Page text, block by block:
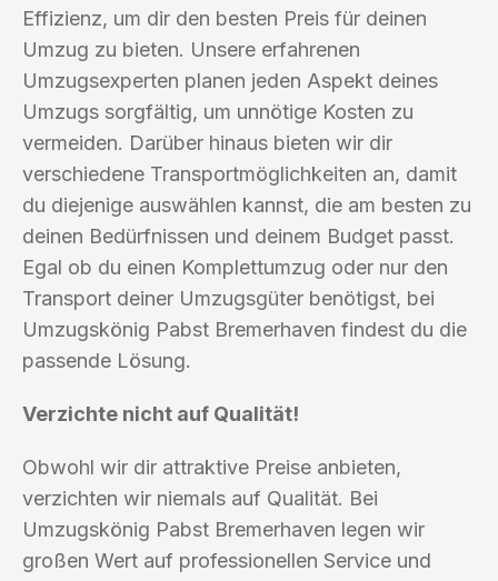
Effizienz, um dir den besten Preis für deinen
Umzug zu bieten. Unsere erfahrenen
Umzugsexperten planen jeden Aspekt deines
Umzugs sorgfältig, um unnötige Kosten zu
vermeiden. Darüber hinaus bieten wir dir
verschiedene Transportmöglichkeiten an, damit
du diejenige auswählen kannst, die am besten zu
deinen Bedürfnissen und deinem Budget passt.
Egal ob du einen Komplettumzug oder nur den
Transport deiner Umzugsgüter benötigst, bei
Umzugskönig Pabst Bremerhaven findest du die
passende Lösung.
Verzichte nicht auf Qualität!
Obwohl wir dir attraktive Preise anbieten,
verzichten wir niemals auf Qualität. Bei
Umzugskönig Pabst Bremerhaven legen wir
großen Wert auf professionellen Service und